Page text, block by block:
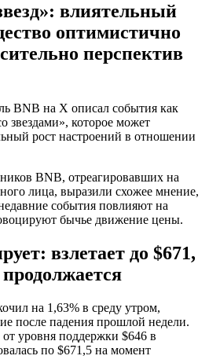
влиятельный
оптимистично
перспектив
BNB на X описал события как
звездами», которое может
рост настроений в отношении
BNB, отреагировавших на
лица, выразили схожее мнение,
события ‌повлияют на
бычье движение цены.
взлетает до $671,
на 1,63% в среду утром,
после падения прошлой недели.
уровня поддержки $646 в
по $671,5 на момент